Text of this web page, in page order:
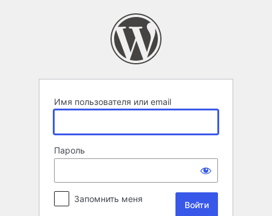
Имя пользователя или email
Пароль
Запомнить меня